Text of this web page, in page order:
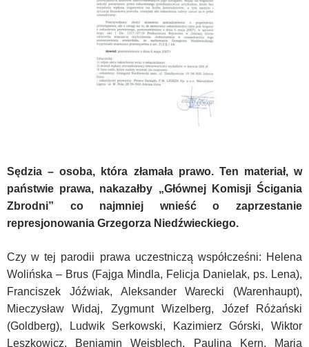
Sędzia – osoba, która złamała prawo. Ten materiał, w
państwie prawa, nakazałby „Głównej Komisji Ścigania
Zbrodni” co najmniej wnieść o zaprzestanie
represjonowania Grzegorza Niedźwieckiego.
Czy w tej parodii prawa uczestniczą współcześni: Helena
Wolińska – Brus (Fajga Mindla, Felicja Danielak, ps. Lena),
Franciszek Jóźwiak, Aleksander Warecki (Warenhaupt),
Mieczysław Widaj, Zygmunt Wizelberg, Józef Różański
(Goldberg), Ludwik Serkowski, Kazimierz Górski, Wiktor
Leszkowicz, Beniamin Wejsblech, Paulina Kern, Maria